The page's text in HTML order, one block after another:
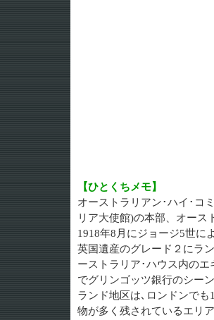
【ひとくちメモ】
オーストラリアン･ハイ･コ
リア大使館)の本部、オース
1918年8月にジョージ5世に
英国遺産のグレード２にラ
ーストラリア･ハウス内の
でグリンゴッツ銀行のシー
ランド地区は､ロンドンでも
物が多く残されているエリ